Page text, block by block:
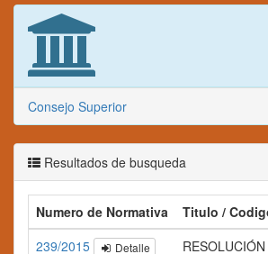
Consejo Superior
Resultados de busqueda
Numero de Normativa Titulo /
239/2015
Detalle